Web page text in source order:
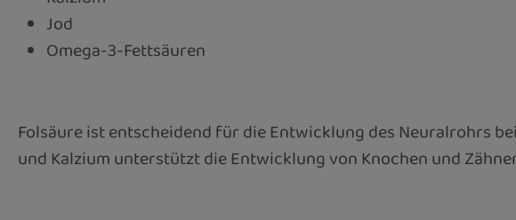
Jod
Omega-3-Fettsäuren
Folsäure ist entscheidend für die Entwicklung des Neuralrohrs
und Kalzium unterstützt die Entwicklung von Knochen und